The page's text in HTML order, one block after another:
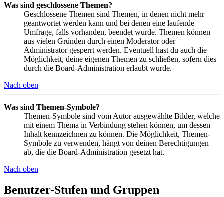
Was sind geschlossene Themen?
Geschlossene Themen sind Themen, in denen nicht mehr
geantwortet werden kann und bei denen eine laufende
Umfrage, falls vorhanden, beendet wurde. Themen können
aus vielen Gründen durch einen Moderator oder
Administrator gesperrt werden. Eventuell hast du auch die
Möglichkeit, deine eigenen Themen zu schließen, sofern dies
durch die Board-Administration erlaubt wurde.
Nach oben
Was sind Themen-Symbole?
Themen-Symbole sind vom Autor ausgewählte Bilder, welche
mit einem Thema in Verbindung stehen können, um dessen
Inhalt kennzeichnen zu können. Die Möglichkeit, Themen-
Symbole zu verwenden, hängt von deinen Berechtigungen
ab, die die Board-Administration gesetzt hat.
Nach oben
Benutzer-Stufen und Gruppen